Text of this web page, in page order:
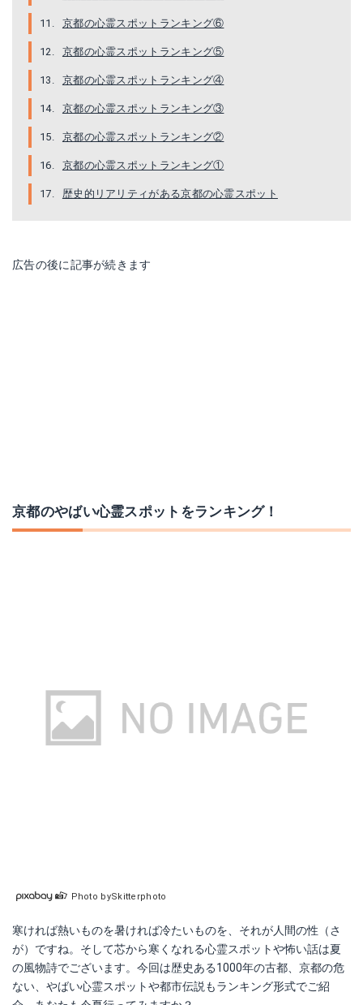
京都の心霊スポットランキング⑥
京都の心霊スポットランキング⑤
京都の心霊スポットランキング④
京都の心霊スポットランキング③
京都の心霊スポットランキング②
京都の心霊スポットランキング①
歴史的リアリティがある京都の心霊スポット
広告の後に記事が続きます
京都のやばい心霊スポットをランキング！
Photo bySkitterphoto
寒ければ熱いものを暑ければ冷たいものを、それが人間の性（さ
が）ですね。そして芯から寒くなれる心霊スポットや怖い話は夏
の風物詩でございます。今回は歴史ある1000年の古都、京都の危
ない、やばい心霊スポットや都市伝説もランキング形式でご紹